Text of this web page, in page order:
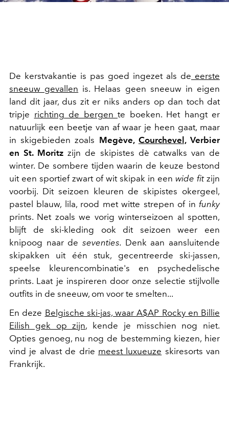
De kerstvakantie is pas goed ingezet als de eerste
sneeuw gevallen is. Helaas geen sneeuw in eigen
land dit jaar, dus zit er niks anders op dan toch dat
tripje richting de bergen te boeken. Het hangt er
natuurlijk een beetje van af waar je heen gaat, maar
in skigebieden zoals Megève, Courchevel,Verbier
en St. Moritz zijn de skipistes dè catwalks van de
winter. De sombere tijden waarin de keuze bestond
uit een sportief zwart of wit skipak in een wide fitzijn
voorbij. Dit seizoen kleuren de skipistes okergeel,
pastel blauw, lila, rood met witte strepen of in funky
prints. Net zoals we vorig winterseizoen al spotten,
blijft de ski-kleding ook dit seizoen weer een
knipoog naar de seventies. Denk aan aansluitende
skipakken uit één stuk, gecentreerde ski-jassen,
speelse kleurencombinatie's en psychedelische
prints. Laat je inspireren door onze selectie stijlvolle
outfits in de sneeuw, om voor te smelten...
En deze Belgische ski-jas, waar A$AP Rocky en Billie
Eilish gek op zijn, kende je misschien nog niet.
Opties genoeg, nu nog de bestemming kiezen, hier
vind je alvast de drie meest luxueuze skiresorts van
Frankrijk.